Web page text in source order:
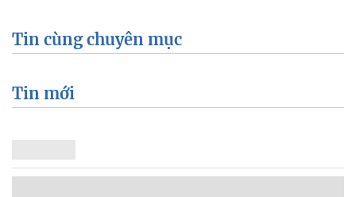
Tin cùng chuyên mục
Tin mới